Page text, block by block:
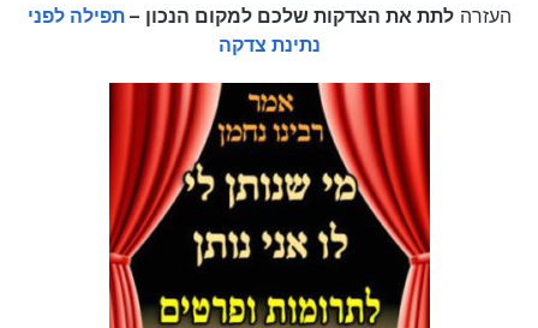
העזרהלתת את הצדקות שלכם למקום הנכון –תפילה לפני
נתינת צדקה